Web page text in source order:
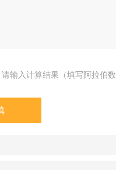
请输入计算结果（填写阿拉伯